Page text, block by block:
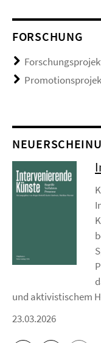
FORSCHUNG
und aktivistischem
23.03.2026